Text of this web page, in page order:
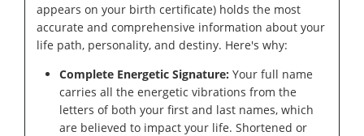
appears on your birth certificate) holds the most
accurate and comprehensive information about your
life path, personality, and destiny. Here's why:
Complete Energetic Signature: Your full name
carries all the energetic vibrations from the
letters of both your first and last names, which
are believed to impact your life. Shortened or